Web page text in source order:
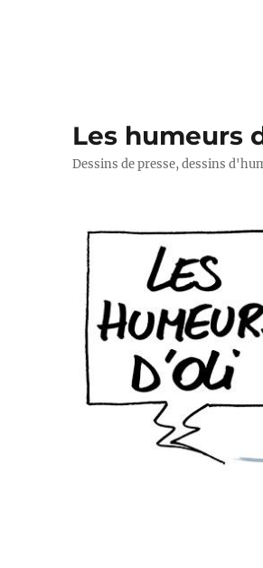
Les humeurs
Dessins de presse, dessins